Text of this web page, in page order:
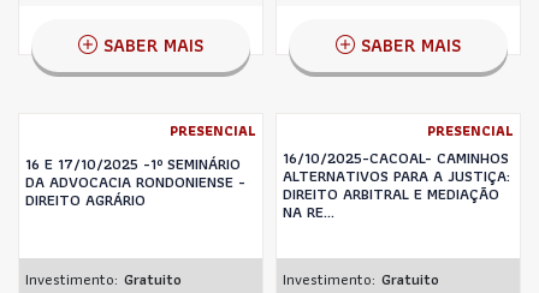
SABER MAIS SABER MAIS
PRESENCIAL
16 E 17/10/2025 -1º SEMINÁRIO
DA ADVOCACIA RONDONIENSE -
DIREITO AGRÁRIO
Investimento: Gratuito
PRESENCIAL
16/10/2025-CACOAL- CAMINHOS
ALTERNATIVOS PARA A JUSTIÇA:
DIREITO ARBITRAL E MEDIAÇÃO
NA RE...
Investimento: Gratuito